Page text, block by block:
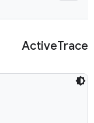
ActiveTrace